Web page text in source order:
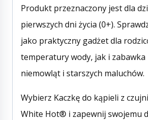
Produkt przeznaczony jest dla
pierwszych dni życia (0+).
jako praktyczny gadżet dla
temperatury wody, jak i zabawka
niemowląt i starszych maluchów.
Wybierz Kaczkę do kąpieli z
White Hot® i zapewnij swojemu